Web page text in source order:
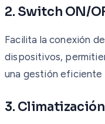
2. Switch ON/
Facilita la conexión
dispositivos,
una gestión eficiente
3. Climatización